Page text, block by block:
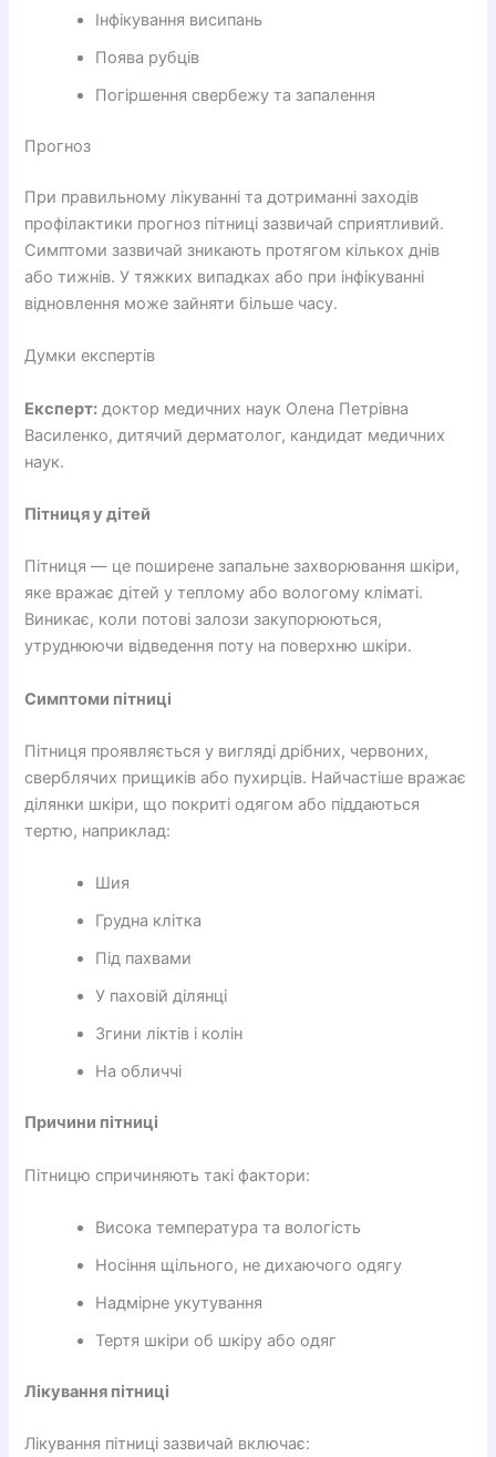
Інфікування висипань
Поява рубців
Погіршення свербежу та запалення
Прогноз
При правильному лікуванні та дотриманні заходів
профілактики прогноз пітниці зазвичай сприятливий.
Симптоми зазвичай зникають протягом кількох днів
або тижнів. У тяжких випадках або при інфікуванні
відновлення може зайняти більше часу.
Думки експертів
Експерт: доктор медичних наук Олена Петрівна
Василенко, дитячий дерматолог, кандидат медичних
наук.
Пітниця у дітей
Пітниця — це поширене запальне захворювання шкіри,
яке вражає дітей у теплому або вологому кліматі.
Виникає, коли потові залози закупорюються,
утруднюючи відведення поту на поверхню шкіри.
Симптоми пітниці
Пітниця проявляється у вигляді дрібних, червоних,
сверблячих прищиків або пухирців. Найчастіше вражає
ділянки шкіри, що покриті одягом або піддаються
тертю, наприклад:
Шия
Грудна клітка
Під пахвами
У паховій ділянці
Згини ліктів і колін
На обличчі
Причини пітниці
Пітницю спричиняють такі фактори:
Висока температура та вологість
Носіння щільного, не дихаючого одягу
Надмірне укутування
Тертя шкіри об шкіру або одяг
Лікування пітниці
Лікування пітниці зазвичай включає: